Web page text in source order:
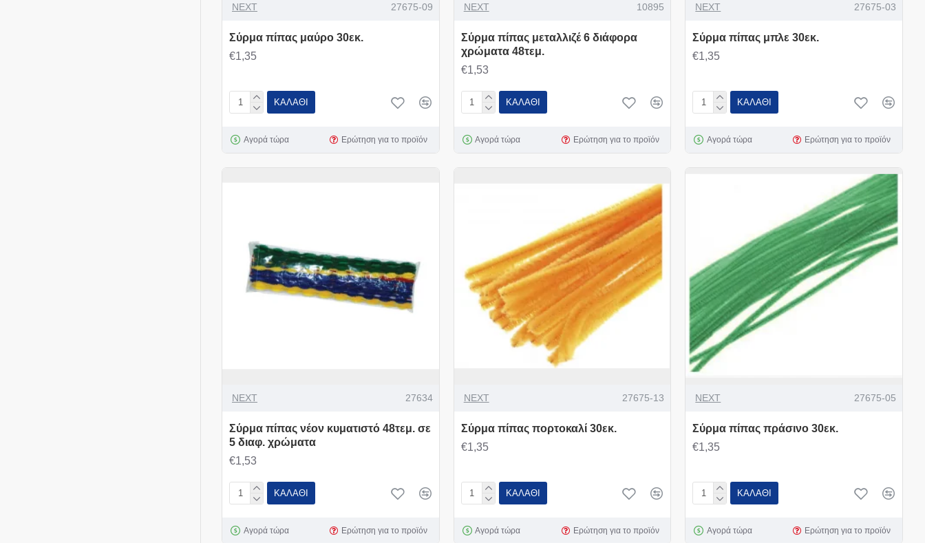
NEXT 27675-09
Σύρμα πίπας μαύρο 30εκ.
€1,35
ΚΑΛΆΘΙ
Αγορά τώρα Ερώτηση για το προϊόν
NEXT 10895
Σύρμα πίπας μεταλλιζέ 6 διάφορα
χρώματα 48τεμ.
€1,53
ΚΑΛΆΘΙ
Αγορά τώρα Ερώτηση για το προϊόν
NEXT 27675-03
Σύρμα πίπας μπλε 30εκ.
€1,35
ΚΑΛΆΘΙ
Αγορά τώρα Ερώτηση για το προϊόν
NEXT 27634
Σύρμα πίπας νέον κυματιστό 48τεμ. σε
5 διαφ. χρώματα
€1,53
ΚΑΛΆΘΙ
Αγορά τώρα Ερώτηση για το προϊόν
NEXT 27675-13
Σύρμα πίπας πορτοκαλί 30εκ.
€1,35
ΚΑΛΆΘΙ
Αγορά τώρα Ερώτηση για το προϊόν
NEXT 27675-05
Σύρμα πίπας πράσινο 30εκ.
€1,35
ΚΑΛΆΘΙ
Αγορά τώρα Ερώτηση για το προϊόν